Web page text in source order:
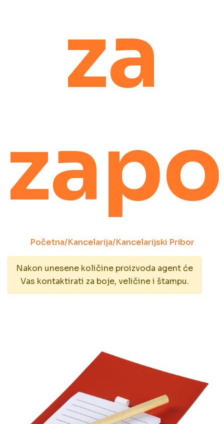
za
Početna/Kancelarija/Kancelarijski Pribor
Nakon unesene količine proizvoda agent će
Vas kontaktirati za boje, veličine i štampu.